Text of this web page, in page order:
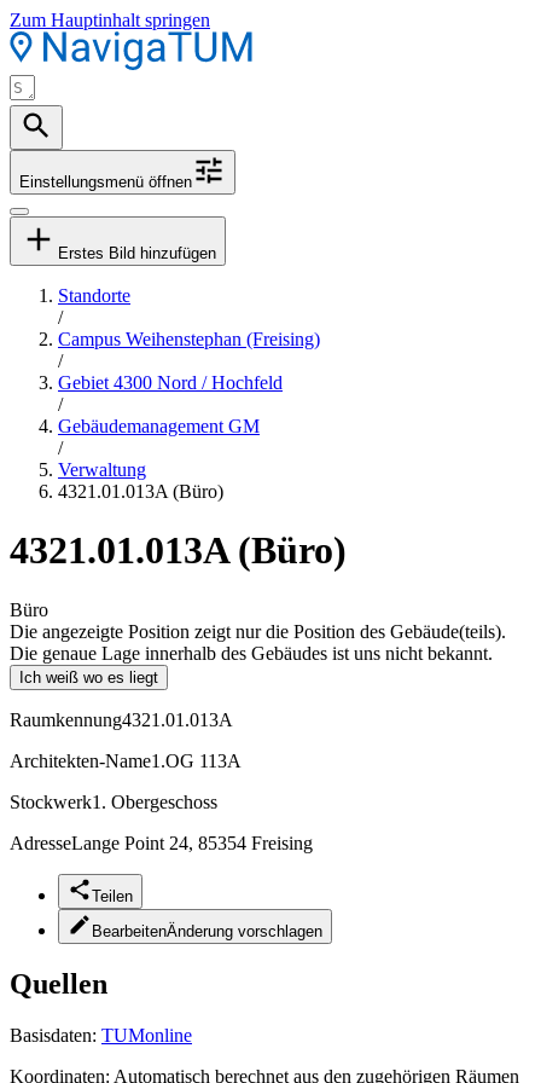
Zum Hauptinhalt springen
Einstellungsmenü öffnen
Erstes Bild hinzufügen
Standorte
/
Campus Weihenstephan (Freising)
/
Gebiet 4300 Nord / Hochfeld
/
Gebäudemanagement GM
/
Verwaltung
4321.01.013A (Büro)
4321.01.013A (Büro)
Büro
Die angezeigte Position zeigt nur die Position des Gebäude(teils).
Die genaue Lage innerhalb des Gebäudes ist uns nicht bekannt.
Ich weiß wo es liegt
Raumkennung4321.01.013A
Architekten-Name1.OG 113A
Stockwerk1. Obergeschoss
AdresseLange Point 24, 85354 Freising
Teilen
BearbeitenÄnderung vorschlagen
Quellen
Basisdaten: TUMonline
Koordinaten: Automatisch berechnet aus den zugehörigen Räumen